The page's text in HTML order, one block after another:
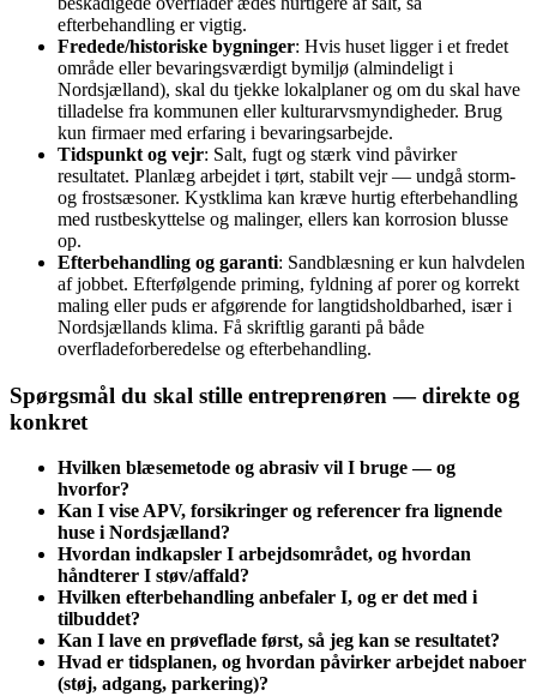
efterbehandling er vigtig.
Fredede/historiske bygninger: Hvis huset ligger i et fredet
område eller bevaringsværdigt bymiljø (almindeligt i
Nordsjælland), skal du tjekke lokalplaner og om du skal have
tilladelse fra kommunen eller kulturarvsmyndigheder. Brug
kun firmaer med erfaring i bevaringsarbejde.
Tidspunkt og vejr: Salt, fugt og stærk vind påvirker
resultatet. Planlæg arbejdet i tørt, stabilt vejr — undgå storm-
og frostsæsoner. Kystklima kan kræve hurtig efterbehandling
med rustbeskyttelse og malinger, ellers kan korrosion blusse
op.
Efterbehandling og garanti: Sandblæsning er kun halvdelen
af jobbet. Efterfølgende priming, fyldning af porer og korrekt
maling eller puds er afgørende for langtidsholdbarhed, især i
Nordsjællands klima. Få skriftlig garanti på både
overfladeforberedelse og efterbehandling.
Spørgsmål du skal stille entreprenøren — direkte og
konkret
Hvilken blæsemetode og abrasiv vil I bruge — og
hvorfor?
Kan I vise APV, forsikringer og referencer fra lignende
huse i Nordsjælland?
Hvordan indkapsler I arbejdsområdet, og hvordan
håndterer I støv/affald?
Hvilken efterbehandling anbefaler I, og er det med i
tilbuddet?
Kan I lave en prøveflade først, så jeg kan se resultatet?
Hvad er tidsplanen, og hvordan påvirker arbejdet naboer
(støj, adgang, parkering)?